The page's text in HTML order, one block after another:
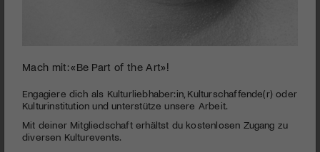
seconds
minute,
seconds
Bouboule
PUBLIZIERT AM 4. JUNI 2015
Kevin, genannt Bouboule, Pummelchen. Es geht um Anderssein,
die Suche nach Mitgefühl und Liebe. Regisseur Bruno Deville
Mach mit: «Be Part of the Art»!
Engagiere dich als Kulturliebhaber:in, Kulturschaffende(r) oder
Kulturinstitution und unterstütze unsere Arbeit.
Mit deiner Mitgliedschaft erhältst du kostenlosen Zugang zu
diversen Kulturevents.